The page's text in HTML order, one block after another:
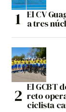
El CV
a tres
El GCBT
reto
ciclista